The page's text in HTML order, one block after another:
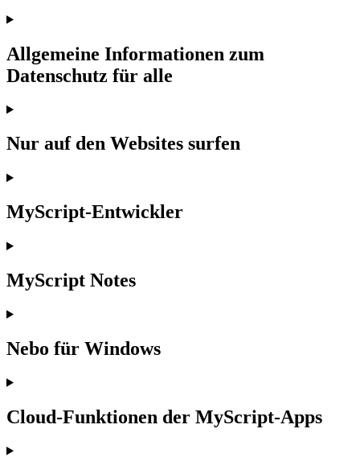
Allgemeine Informationen zum
Datenschutz für alle
Nur auf den Websites surfen
MyScript-Entwickler
MyScript Notes
Nebo für Windows
Cloud-Funktionen der MyScript-Apps